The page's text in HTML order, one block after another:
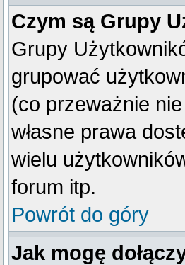
Czym są Grupy
Grupy
grupować
(co przeważnie
własne prawa
wielu
forum itp.
Powrót do góry
Jak mogę